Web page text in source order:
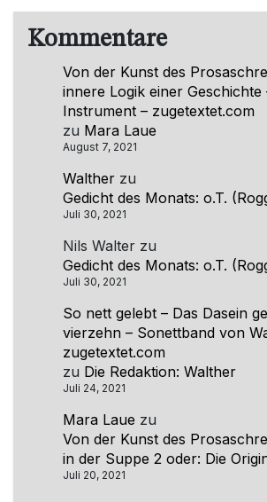
Kommentare
Von der Kunst des
innere Logik einer Geschichte
Instrument – zugetextet.com
zu Mara Laue
August 7, 2021
Walther zu
Gedicht des Monats: o.T.
Juli 30, 2021
Nils Walter zu
Gedicht des Monats: o.T.
Juli 30, 2021
So nett gelebt – Das Dasein
vierzehn – Sonettband von
zugetextet.com
zu Die Redaktion: Walther
Juli 24, 2021
Mara Laue zu
Von der Kunst des
in der Suppe 2 oder: Die
Juli 20, 2021